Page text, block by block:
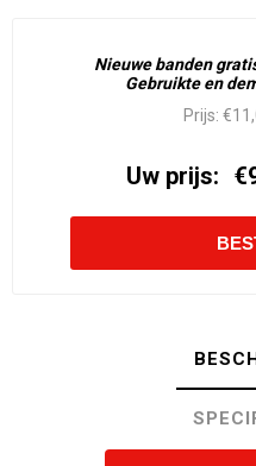
Nieuwe banden
Gebruikte en
Prijs:
Uw prijs: